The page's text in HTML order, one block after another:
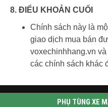
8. ĐIỂU KHOẢN CUỐI
Chính sách này là
giao dịch mua bán
voxechinhhang.vn
các chính sách khác
PHỤ TÙNG XE